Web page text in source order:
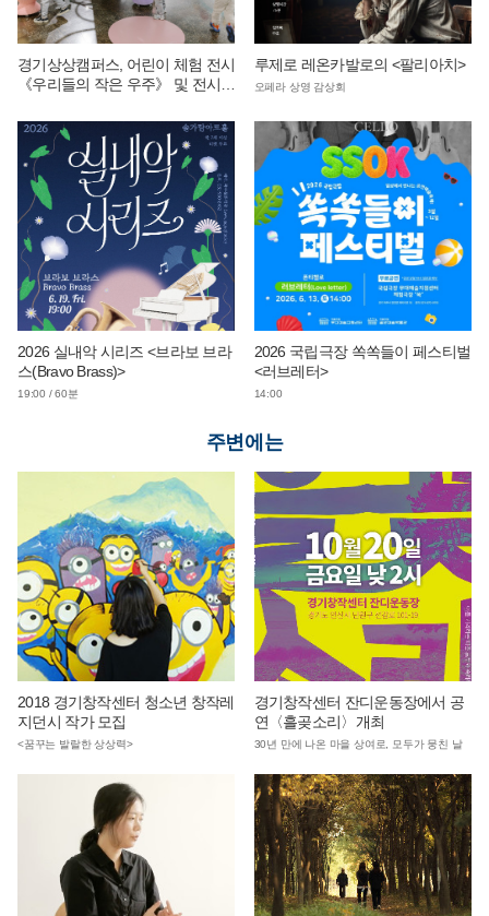
경기상상캠퍼스, 어린이 체험 전시
《우리들의 작은 우주》 및 전시
루제로 레온카발로의 <팔리아치>
오페라 상영 감상회
2026 실내악 시리즈 <브라보 브라
스(Bravo Brass)>
19:00 / 60분
2026 국립극장 쏙쏙들이 페스티벌
<러브레터>
14:00
주변에는
2018 경기창작센터 청소년 창작레
지던시 작가 모집
<꿈꾸는 발랄한 상상력>
경기창작센터 잔디운동장에서 공
연〈흘곶소리〉개최
30년 만에 나온 마을 상여로, 모두가 뭉친 날